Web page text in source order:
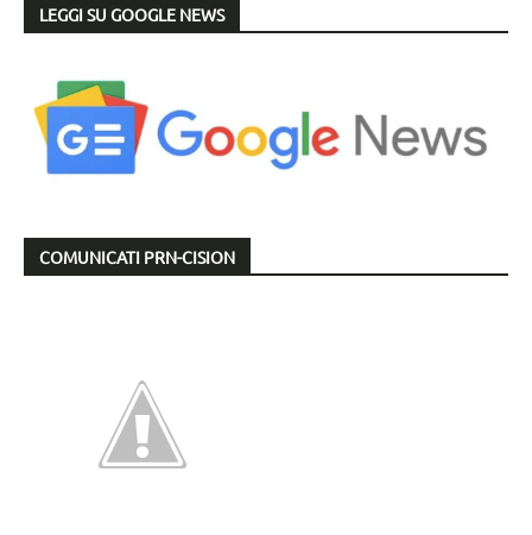
LEGGI SU GOOGLE NEWS
COMUNICATI PRN-CISION